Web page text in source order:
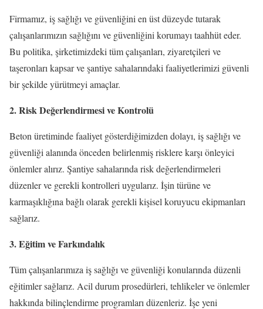
Firmamız, iş sağlığı ve güvenliğini en üst düzeyde tutarak
çalışanlarımızın sağlığını ve güvenliğini korumayı taahhüt eder.
Bu politika, şirketimizdeki tüm çalışanları, ziyaretçileri ve
taşeronları kapsar ve şantiye sahalarındaki faaliyetlerimizi güvenli
bir şekilde yürütmeyi amaçlar.
2. Risk Değerlendirmesi ve Kontrolü
Beton üretiminde faaliyet gösterdiğimizden dolayı, iş sağlığı ve
güvenliği alanında önceden belirlenmiş risklere karşı önleyici
önlemler alırız. Şantiye sahalarında risk değerlendirmeleri
düzenler ve gerekli kontrolleri uygularız. İşin türüne ve
karmaşıklığına bağlı olarak gerekli kişisel koruyucu ekipmanları
sağlarız.
3. Eğitim ve Farkındalık
Tüm çalışanlarımıza iş sağlığı ve güvenliği konularında düzenli
eğitimler sağlarız. Acil durum prosedürleri, tehlikeler ve önlemler
hakkında bilinçlendirme programları düzenleriz. İşe yeni